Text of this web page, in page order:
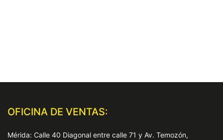
OFICINA DE VENTAS:
Mérida: Calle 40 Diagonal entre calle 71 y Av. Temozón,